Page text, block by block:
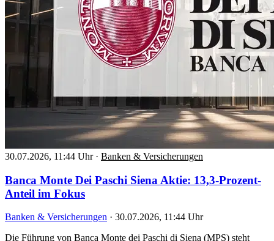
30.07.2026, 11:44 Uhr · Banken & Versicherungen
Banca Monte Dei Paschi Siena Aktie: 13,3-Prozent-
Anteil im Fokus
Banken & Versicherungen · 30.07.2026, 11:44 Uhr
Die Führung von Banca Monte dei Paschi di Siena (MPS) steht